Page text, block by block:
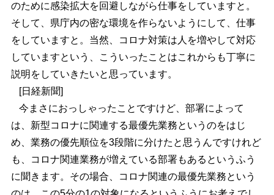
のために感染拡大を回避しながら仕事をしていますと。
そして、県庁内の密な環境を作らないようにして、仕事
をしていますと。当然、コロナ対策は人を増やして対応
していますという、こういったことはこれからも丁寧に
説明をしていきたいと思っています。
[日経新聞]
今まさにおっしゃったことですけど、部署によって
は、新型コロナに関連する最優先業務というのをはじ
め、業務の優先順位を3段階に分けたと思うんですけれど
も、コロナ関連業務が増えている部署もあるというふう
に聞きます。その場合、コロナ関連の最優先業務という